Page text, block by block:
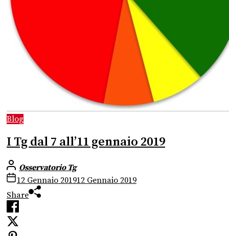
Blog
I Tg dal 7 all’11 gennaio 2019
Osservatorio Tg
12 Gennaio 201912 Gennaio 2019
Share